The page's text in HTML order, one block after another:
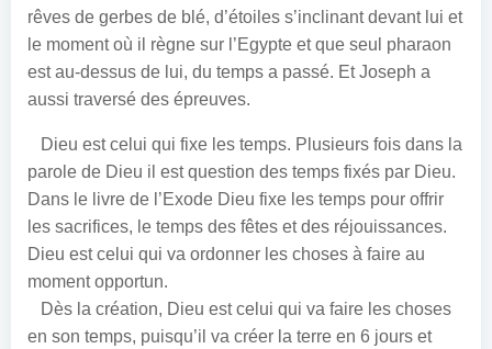
rêves de gerbes de blé, d’étoiles s’inclinant devant lui et
le moment où il règne sur l’Egypte et que seul pharaon
est au-dessus de lui, du temps a passé. Et Joseph a
aussi traversé des épreuves.
Dieu est celui qui fixe les temps. Plusieurs fois dans la
parole de Dieu il est question des temps fixés par Dieu.
Dans le livre de l’Exode Dieu fixe les temps pour offrir
les sacrifices, le temps des fêtes et des réjouissances.
Dieu est celui qui va ordonner les choses à faire au
moment opportun.
Dès la création, Dieu est celui qui va faire les choses
en son temps, puisqu’il va créer la terre en 6 jours et